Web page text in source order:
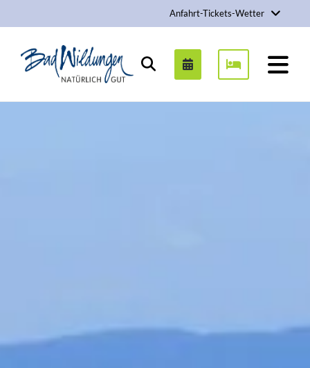
Anfahrt-Tickets-Wetter
Stadt Bad Wildungen
Suchen